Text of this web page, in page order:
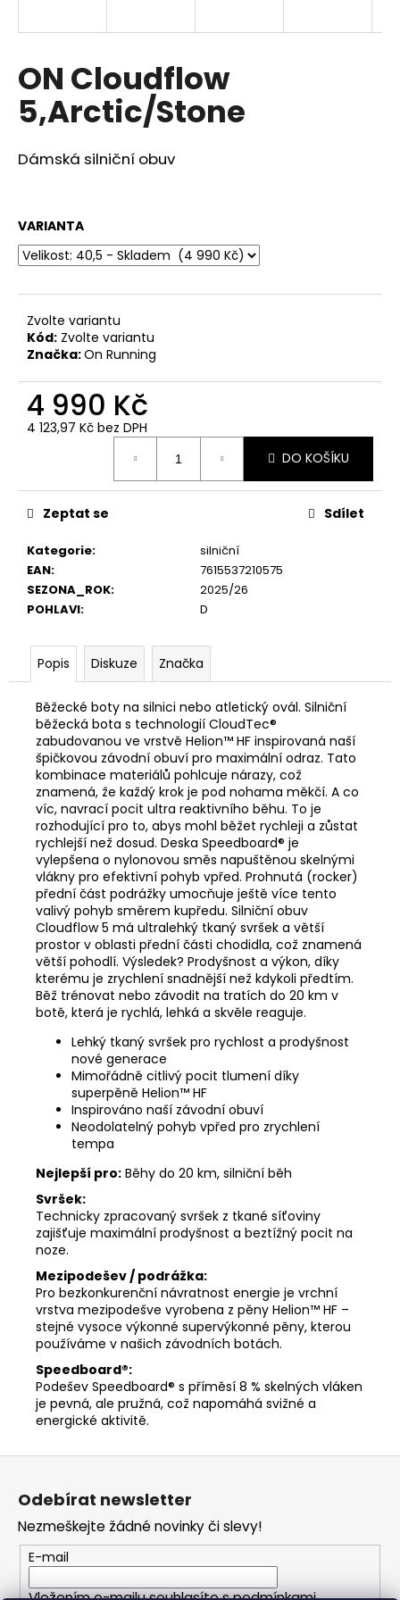
ON Cloudflow
5,Arctic/Stone
Dámská silniční obuv
VARIANTA
Zvolte variantu
Kód: Zvolte variantu
Značka:On Running
4 990 Kč
4 123,97 Kč bez DPH
DO KOŠÍKU
Kategorie:
silniční
EAN:
7615537210575
SEZONA_ROK:
2025/26
POHLAVI: D
Zeptat se Sdílet
Popis Diskuze Značka
Běžecké boty na silnici nebo atletický ovál. Silniční
běžecká bota s technologií CloudTec®
zabudovanou ve vrstvě Helion™ HF inspirovaná naší
špičkovou závodní obuví pro maximální odraz. Tato
kombinace materiálů pohlcuje nárazy, což
znamená, že každý krok je pod nohama měkčí. A co
víc, navrací pocit ultra reaktivního běhu. To je
rozhodující pro to, abys mohl běžet rychleji a zůstat
rychlejší než dosud. Deska Speedboard® je
vylepšena o nylonovou směs napuštěnou skelnými
vlákny pro efektivní pohyb vpřed. Prohnutá (rocker)
přední část podrážky umocňuje ještě více tento
valivý pohyb směrem kupředu. Silniční obuv
Cloudflow 5 má ultralehký tkaný svršek a větší
prostor v oblasti přední části chodidla, což znamená
větší pohodlí. Výsledek? Prodyšnost a výkon, díky
kterému je zrychlení snadnější než kdykoli předtím.
Běž trénovat nebo závodit na tratích do 20 km v
botě, která je rychlá, lehká a skvěle reaguje.
Lehký tkaný svršek pro rychlost a prodyšnost
nové generace
Mimořádně citlivý pocit tlumení díky
superpěně Helion™ HF
Inspirováno naší závodní obuví
Neodolatelný pohyb vpřed pro zrychlení
tempa
Nejlepší pro: Běhy do 20 km, silniční běh
Svršek:
Technicky zpracovaný svršek z tkané síťoviny
zajišťuje maximální prodyšnost a beztížný pocit na
noze.
Mezipodešev / podrážka:
Pro bezkonkurenční návratnost energie je vrchní
vrstva mezipodešve vyrobena z pěny Helion™ HF –
stejné vysoce výkonné supervýkonné pěny, kterou
používáme v našich závodních botách.
Speedboard®:
Podešev Speedboard® s příměsí 8 % skelných vláken
je pevná, ale pružná, což napomáhá svižné a
energické aktivitě.
í
t
?
p
o
u
č
u
Z
Odebírat newsletter
Nezmeškejte žádné novinky či slevy!
E-mail